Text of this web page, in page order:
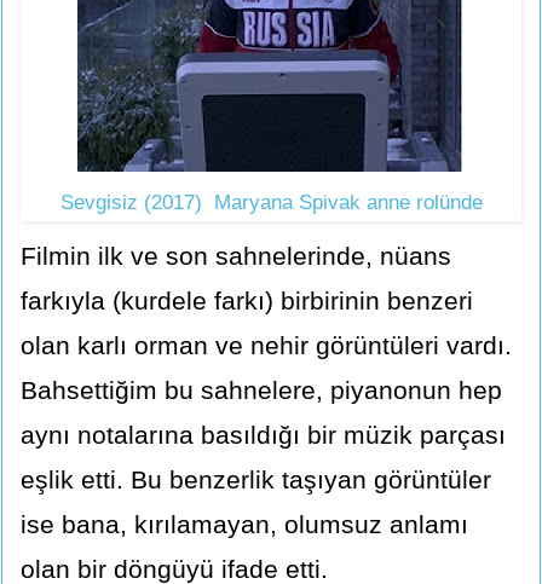
Sevgisiz (2017) Maryana Spivak anne rolünde
Filmin ilk ve son sahnelerinde, nüans
farkıyla (kurdele farkı) birbirinin benzeri
olan karlı orman ve nehir görüntüleri vardı.
Bahsettiğim bu sahnelere, piyanonun hep
aynı notalarına basıldığı bir müzik parçası
eşlik etti. Bu benzerlik taşıyan görüntüler
ise bana, kırılamayan, olumsuz anlamı
olan bir döngüyü ifade etti.